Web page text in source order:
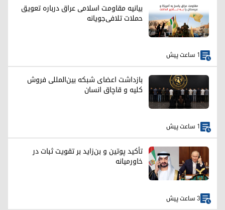
بیانیه مقاومت اسلامی عراق درباره تعویق
حملات تلافی‌جویانه
1 ساعت پیش
بازداشت اعضای شبکه بین‌المللی فروش
کلیه و قاچاق انسان
1 ساعت پیش
تأکید پوتین و بن‌زاید بر تقویت ثبات در
خاورمیانه
3 ساعت پیش